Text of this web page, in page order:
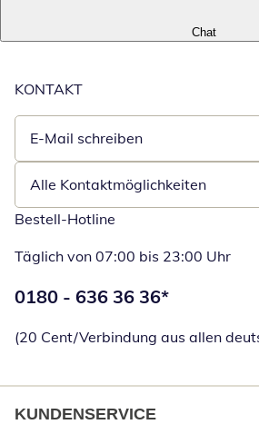
Chat
KONTAKT
E-Mail schreiben
Öffnet E-Mail-Client
Alle Kontaktmöglichkeiten
Bestell-Hotline
Täglich von 07:00 bis 23:00 Uhr
Telefonnummer:
0180 - 636 36 36*
(20 Cent/Verbindung aus allen
KUNDENSERVICE